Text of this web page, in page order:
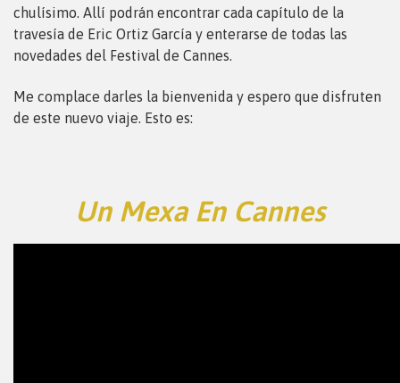
chulísimo. Allí podrán encontrar cada capítulo de la
travesía de Eric Ortiz García y enterarse de todas las
novedades del Festival de Cannes.
Me complace darles la bienvenida y espero que disfruten
de este nuevo viaje. Esto es:
Un Mexa En Cannes